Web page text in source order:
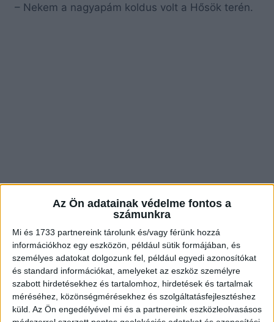
Az Ön adatainak védelme fontos a
számunkra
Mi és 1733 partnereink tárolunk és/vagy férünk hozzá
információkhoz egy eszközön, például sütik formájában, és
személyes adatokat dolgozunk fel, például egyedi azonosítókat
és standard információkat, amelyeket az eszköz személyre
szabott hirdetésekhez és tartalomhoz, hirdetések és tartalmak
méréséhez, közönségmérésekhez és szolgáltatásfejlesztéshez
küld. Az Ön engedélyével mi és a partnereink eszközleolvasásos
– Nekem a nagyapám koldus volt a Hősök terén.